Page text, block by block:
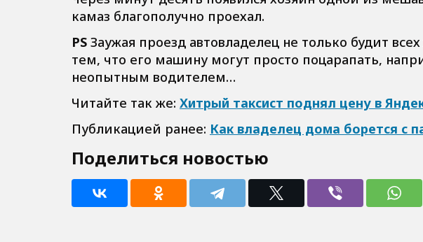
камаз благополучно проехал.
PS Заужая проезд автовладелец не только будит
тем, что его машину могут просто поцарапать,
неопытным водителем…
Читайте так же: Хитрый таксист поднял цену в
Публикацией ранее: Как владелец дома борется с
Поделиться новостью